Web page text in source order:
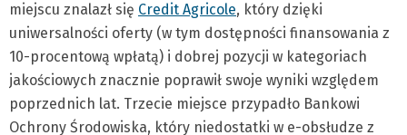
miejscu znalazł się Credit Agricole, który dzięki
uniwersalności oferty (w tym dostępności finansowania z
10-procentową wpłatą) i dobrej pozycji w kategoriach
jakościowych znacznie poprawił swoje wyniki względem
poprzednich lat. Trzecie miejsce przypadło Bankowi
Ochrony Środowiska, który niedostatki w e-obsłudze z